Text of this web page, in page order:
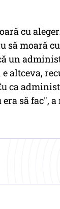
cu
să moară
un
altceva,
ca
să fac",